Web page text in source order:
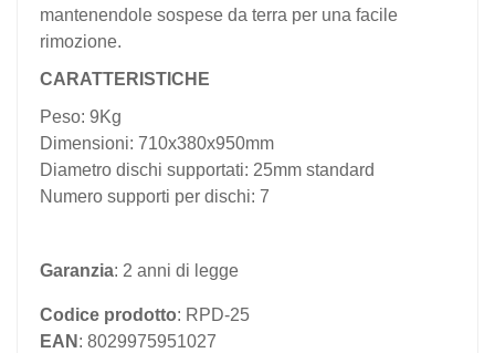
mantenendole sospese da terra per una facile
rimozione.
CARATTERISTICHE
Peso: 9Kg
Dimensioni: 710x380x950mm
Diametro dischi supportati: 25mm standard
Numero supporti per dischi: 7
Garanzia: 2 anni di legge
Codice prodotto: RPD-25
EAN : 8029975951027